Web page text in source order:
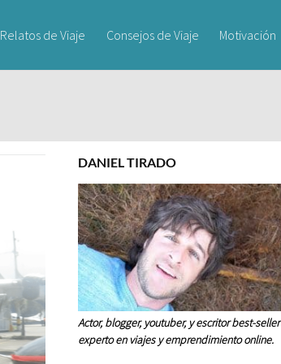
Relatos de Viaje Consejos de Viaje Motivación
DANIEL TIRADO
Actor, blogger, youtuber, y escritor best-seller
experto en viajes y emprendimiento online.